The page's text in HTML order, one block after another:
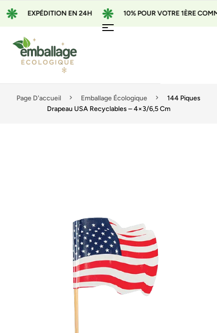
EXPÉDITION EN 24H 10% POUR VOTRE 1ÈRE
Page D'accueil Emballage Écologique
144 Piques
Drapeau USA Recyclables – 4×3/6,5 Cm